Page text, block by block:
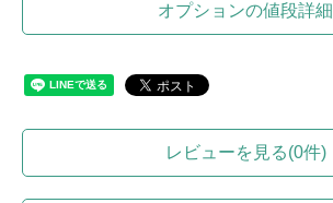
オプションの値段詳細
レビューを見る(0件)